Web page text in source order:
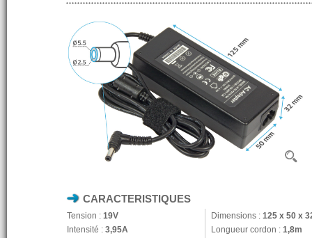
CARACTERISTIQUES
Tension : 19V Dimensions : 125 x 50 x
Intensité : 3,95A Longueur cordon : 1,8m